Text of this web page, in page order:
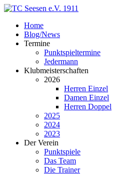
Home
Blog/News
Termine
Punktspieltermine
Jedermann
Klubmeisterschaften
2026
Herren Einzel
Damen Einzel
Herren Doppel
2025
2024
2023
Der Verein
Punktspiele
Das Team
Die Trainer